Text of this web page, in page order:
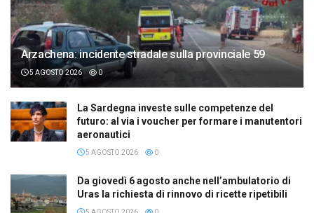
Arzachena: incidente stradale sulla provinciale 59
5 AGOSTO 2026 0
La Sardegna investe sulle competenze del
futuro: al via i voucher per formare i manutentori
aeronautici
5 AGOSTO 2026 0
Da giovedì 6 agosto anche nell’ambulatorio di
Uras la richiesta di rinnovo di ricette ripetibili